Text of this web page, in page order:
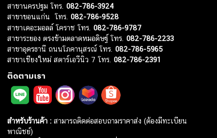
สาขานครปฐม โทร. 082-786-3924
สาขาขอนแก่น โทร. 082-786-9528
สาขาเดอะมอลล์ โคราช โทร. 082-786-9787
สาขาระยอง ตรงข้ามตลาดหมอดิษฐ์ โทร. 082-786-2233
สาขาอุดรธานี ถนนโภคานุสรณ์ โทร. 082-786-5965
สาขาเชียงใหม่ สตาร์เอวีนิว 7 โทร. 082-786-2391
ติดตามเรา
สำหรับร้านค้า : สามารถติดต่อสอบถามราคาส่ง (ต้องมีทะเบียน
พาณิชย์)